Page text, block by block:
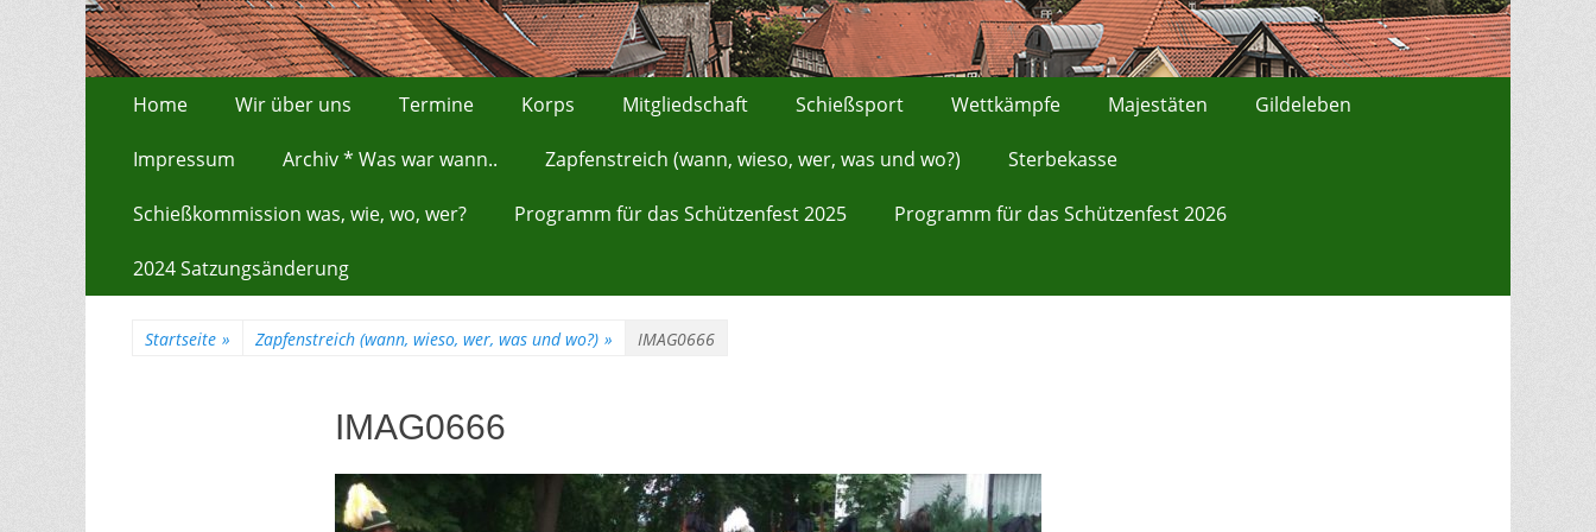
Erstes Menü
Inhalt:
Home Wir über uns Termine Korps Mitgliedschaft Schießsport Wettkämpfe Majestäten Gildeleben
Impressum Archiv * Was war wann.. Zapfenstreich (wann, wieso, wer, was und wo?) Sterbekasse
Schießkommission was, wie, wo, wer? Programm für das Schützenfest 2025 Programm für das Schützenfest 2026
2024 Satzungsänderung
Startseite » Zapfenstreich (wann, wieso, wer, was und wo?) » IMAG0666
IMAG0666